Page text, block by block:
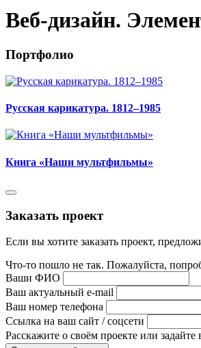
Веб-дизайн.
Портфолио
Русская карикатура. 1812–1985
Книга «Наши мультфильмы»
Заказать проект
Если вы хотите заказать проект,
Что-то пошло не так. Пожалуйста,
Ваши ФИО
Ваш актуальный e-mail
Ваш номер телефона
Ссылка на ваш сайт / соцсети
Расскажите о своём проекте или задайте